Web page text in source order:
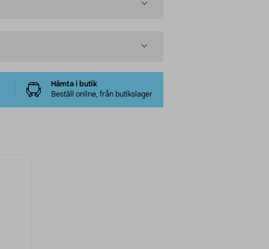
Hämta i butik
Beställ online, från butikslager